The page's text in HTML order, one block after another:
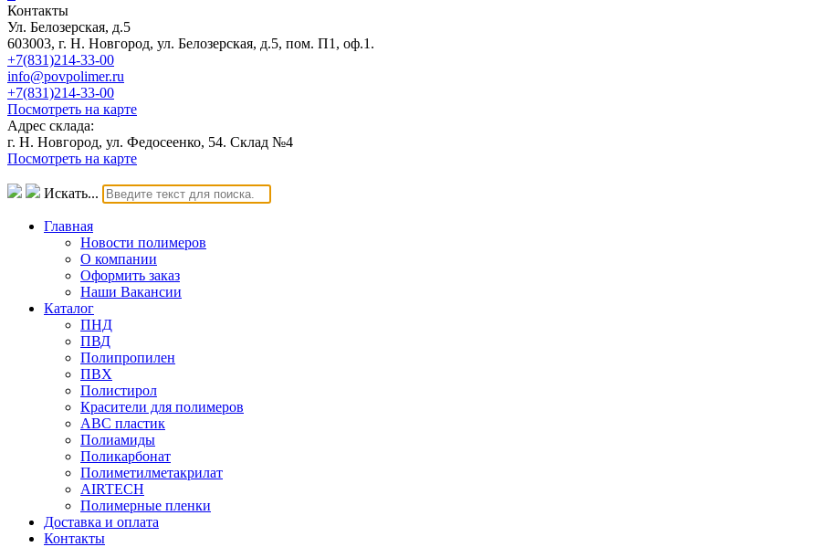
Контакты
Ул. Белозерская, д.5
603003, г. Н. Новгород, ул. Белозерская, д.5, пом. П1, оф.1.
+7(831)214-33-00
info@povpolimer.ru
+7(831)214-33-00
Посмотреть на карте
Адрес склада:
г. Н. Новгород, ул. Федосеенко, 54. Склад №4
Посмотреть на карте
Искать...
Главная
Новости полимеров
О компании
Оформить заказ
Наши Вакансии
Каталог
ПНД
ПВД
Полипропилен
ПВХ
Полистирол
Красители для полимеров
АВС пластик
Полиамиды
Поликарбонат
Полиметилметакрилат
AIRTECH
Полимерные пленки
Доставка и оплата
Контакты